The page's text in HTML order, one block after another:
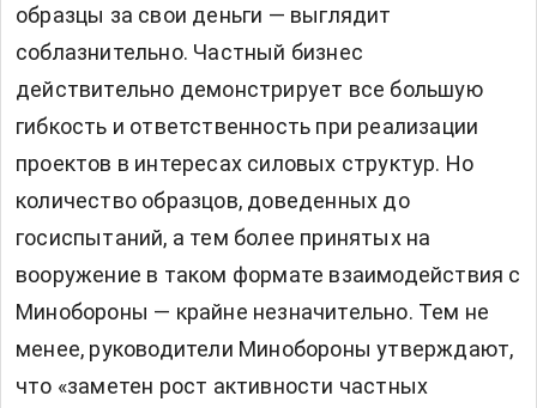
образцы за свои деньги — выглядит
соблазнительно. Частный бизнес
действительно демонстрирует все большую
гибкость и ответственность при реализации
проектов в интересах силовых структур. Но
количество образцов, доведенных до
госиспытаний, а тем более принятых на
вооружение в таком формате взаимодействия с
Минобороны — крайне незначительно. Тем не
менее, руководители Минобороны утверждают,
что «заметен рост активности частных